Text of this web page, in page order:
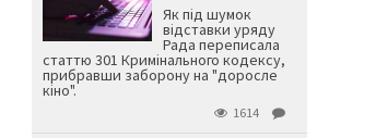
Як під шумок
відставки уряду
Рада переписала
статтю 301 Кримінального кодексу,
прибравши заборону на "доросле
кіно".
1614